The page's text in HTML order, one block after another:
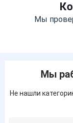
Мы
Мы
Не нашли